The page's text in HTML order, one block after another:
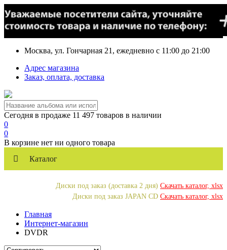
Москва, ул. Гончарная 21, ежедневно с 11:00 до 21:00
Адрес магазина
Заказ, оплата, доставка
Сегодня в продаже 11 497 товаров в наличии
0
0
В корзине нет ни одного товара
Каталог
Диски под заказ (доставка 2 дня) Скачать каталог, xlsx
Диски под заказ JAPAN CD Скачать каталог, xlsx
Главная
Интернет-магазин
DVDR